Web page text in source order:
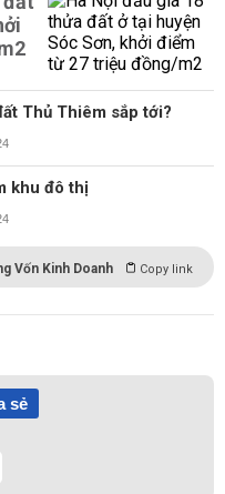
Thủ Thiêm sắp tới?
khu đô thị
Vốn Kinh Doanh Copy link
sẻ